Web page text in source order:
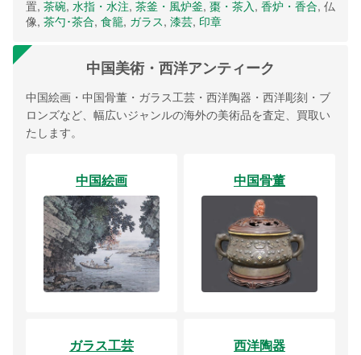
置, 茶碗, 水指・水注, 茶釜・風炉釜, 棗・茶入, 香炉・香合, 仏
像, 茶勺･茶合, 食籠, ガラス, 漆芸, 印章
中国美術・西洋アンティーク
中国絵画・中国骨董・ガラス工芸・西洋陶器・西洋彫刻・ブ
ロンズなど、幅広いジャンルの海外の美術品を査定、買取い
たします。
中国絵画 中国骨董
ガラス工芸 西洋陶器